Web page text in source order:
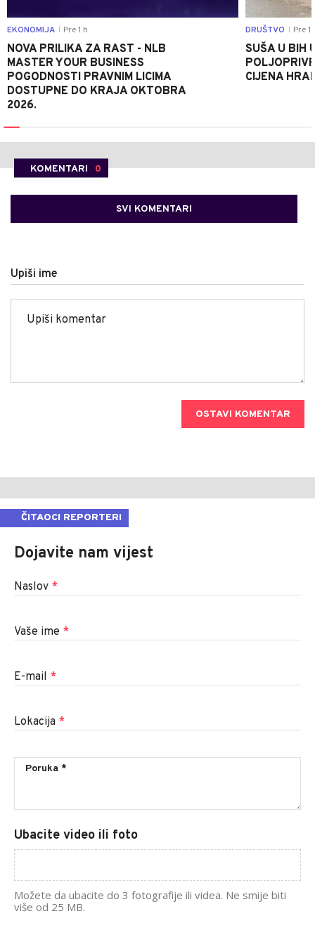
EKONOMIJA Pre 1 h
NOVA PRILIKA ZA RAST - NLB
MASTER YOUR BUSINESS
POGODNOSTI PRAVNIM LICIMA
DOSTUPNE DO KRAJA OKTOBRA
2026.
DRUŠTVO Pre 1
SUŠA U BIH
CIJENA
KOMENTARI 0
SVI KOMENTARI
Upiši ime
OSTAVI KOMENTAR
ČITAOCI REPORTERI
Dojavite nam vijest
Naslov *
Vaše ime *
E-mail *
Lokacija *
Ubacite video ili foto
Možete da ubacite do 3 fotografije ili videa. Ne smije biti
više od 25 MB.